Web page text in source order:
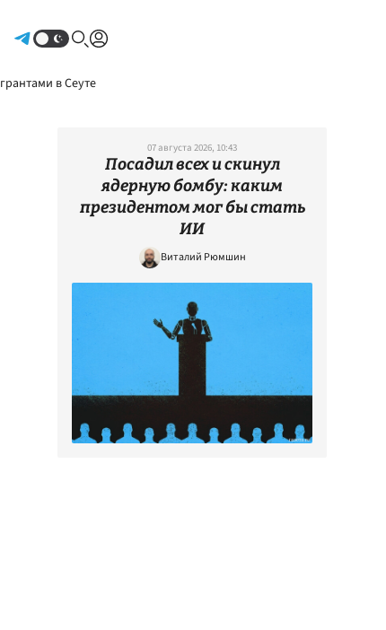
в Сеуте
07 августа 2026, 10:43
Посадил всех и скинул
ядерную бомбу: каким
президентом мог бы стать
ИИ
Виталий Рюмшин